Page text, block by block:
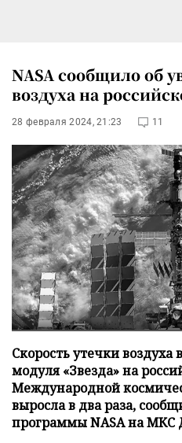
NASA сообщило об
воздуха на
28 февраля 2024, 21:23 11
Скорость утечки
модуля «Звезда» на
Международной
выросла в два раза,
программы NASA на МКС